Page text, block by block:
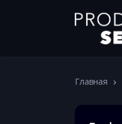
Главная